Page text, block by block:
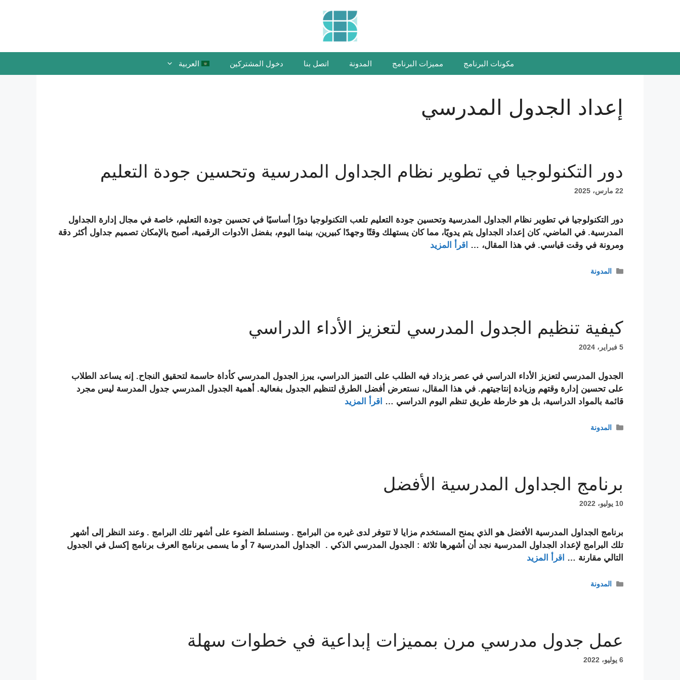
مكونات البرنامج مميزات البرنامج المدونة اتصل بنا دخول المشتركين العربية
إعداد الجدول المدرسي
دور التكنولوجيا في تطوير نظام الجداول المدرسية وتحسين جودة التعليم
22 مارس، 2025
دور التكنولوجيا في تطوير نظام الجداول المدرسية وتحسين جودة التعليم تلعب التكنولوجيا دورًا أساسيًا في تحسين جودة التعليم، خاصة في مجال إدارة الجداول
المدرسية. في الماضي، كان إعداد الجداول يتم يدويًا، مما كان يستهلك وقتًا وجهدًا كبيرين، بينما اليوم، بفضل الأدوات الرقمية، أصبح بالإمكان تصميم جداول أكثر دقة
ومرونة في وقت قياسي. في هذا المقال، … اقرأ المزيد
التصنيفات
المدونة
كيفية تنظيم الجدول المدرسي لتعزيز الأداء الدراسي
5 فبراير، 2024
الجدول المدرسي لتعزيز الأداء الدراسي في عصر يزداد فيه الطلب على التميز الدراسي، يبرز الجدول المدرسي كأداة حاسمة لتحقيق النجاح. إنه يساعد الطلاب
على تحسين إدارة وقتهم وزيادة إنتاجيتهم. في هذا المقال، نستعرض أفضل الطرق لتنظيم الجدول بفعالية. أهمية الجدول المدرسي جدول المدرسة ليس مجرد
قائمة بالمواد الدراسية، بل هو خارطة طريق تنظم اليوم الدراسي … اقرأ المزيد
التصنيفات
المدونة
برنامج الجداول المدرسية الأفضل
10 يوليو، 2022
برنامج الجداول المدرسية الأفضل هو الذي يمنح المستخدم مزايا لا تتوفر لدى غيره من البرامج . وسنسلط الضوء على أشهر تلك البرامج . وعند النظر إلى أشهر
تلك البرامج لإعداد الجداول المدرسية نجد أن أشهرها ثلاثة : الجدول المدرسي الذكي . الجداول المدرسية 7 أو ما يسمى برنامج العرف برنامج إكسل في الجدول
التالي مقارنة … اقرأ المزيد
التصنيفات
المدونة
عمل جدول مدرسي مرن بمميزات إبداعية في خطوات سهلة
6 يوليو، 2022